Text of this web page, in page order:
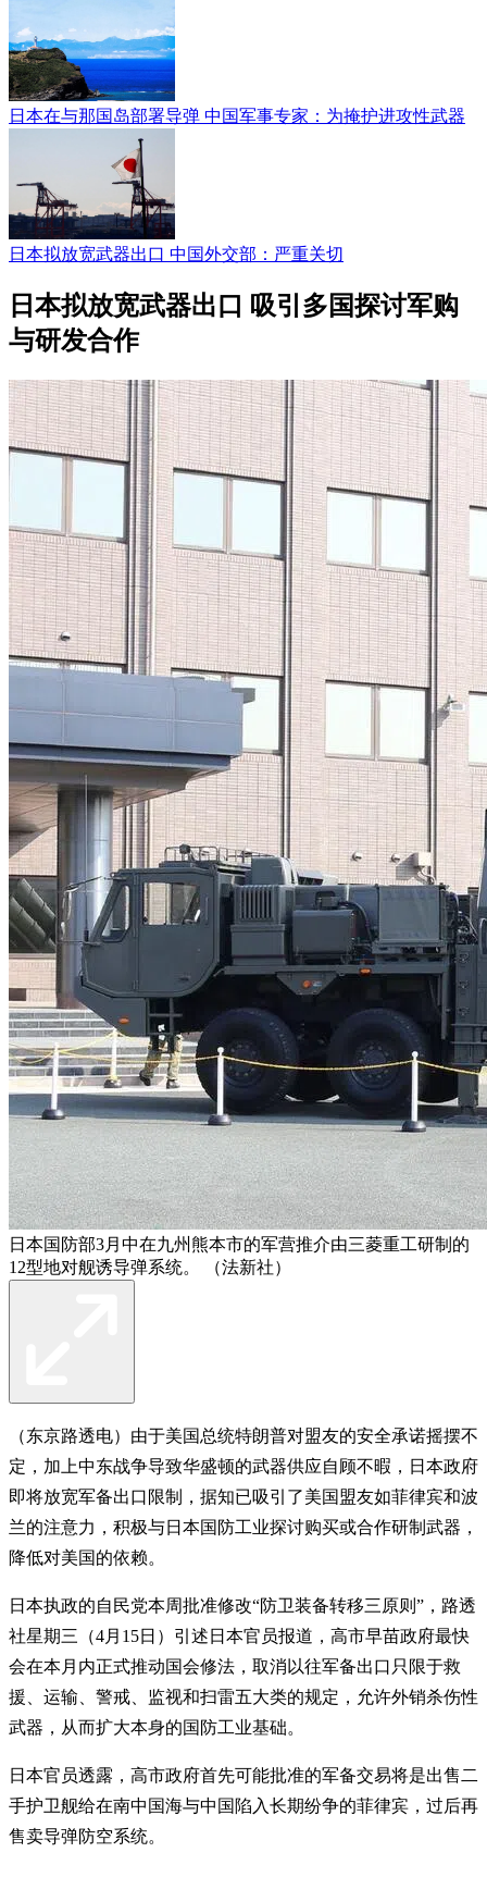
日本在与那国岛部署导弹 中国军事专家：为掩护进攻性武器
日本拟放宽武器出口 中国外交部：严重关切
日本拟放宽武器出口 吸引多国探讨军购
与研发合作
日本国防部3月中在九州熊本市的军营推介由三菱重工研制的
12型地对舰诱导弹系统。 （法新社）
（东京路透电）由于美国总统特朗普对盟友的安全承诺摇摆不
定，加上中东战争导致华盛顿的武器供应自顾不暇，日本政府
即将放宽军备出口限制，据知已吸引了美国盟友如菲律宾和波
兰的注意力，积极与日本国防工业探讨购买或合作研制武器，
降低对美国的依赖。
日本执政的自民党本周批准修改“防卫装备转移三原则”，路透
社星期三（4月15日）引述日本官员报道，高市早苗政府最快
会在本月内正式推动国会修法，取消以往军备出口只限于救
援、运输、警戒、监视和扫雷五大类的规定，允许外销杀伤性
武器，从而扩大本身的国防工业基础。
日本官员透露，高市政府首先可能批准的军备交易将是出售二
手护卫舰给在南中国海与中国陷入长期纷争的菲律宾，过后再
售卖导弹防空系统。